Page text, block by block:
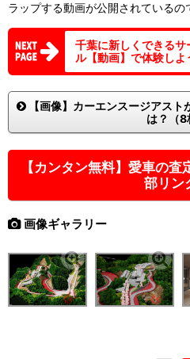
ラップする動画が公開されているの
千葉に新しくできる
ル【動画】で体験しよ
【画像】カーエンスージアスト
は？（8
【カンタン無料】愛車の
部リン
画像ギャラリー